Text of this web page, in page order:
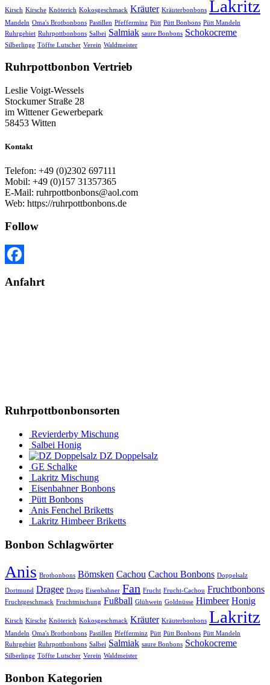
Kirsch Kirsche Knöterich Kokosgeschmack Kräuter Kräuterbonbons Lakritz
Mandeln Oma's Brotbonbons Pastillen Pfefferminz Pütt Pütt Bonbons Pütt Mandeln
Ruhrgebiet Ruhrpottbonbons Salbei Salmiak saure Bonbons Schokocreme
Silberlinge Töffte Lutscher Verein Waldmeister
Ruhrpottbonbon Vertrieb
Leslie Voigt-Wessels
Stockumer Straße 28
im Wittener Gewerbepark
58453 Witten
Kontakt
Telefon: +49 (0)2302 697111
Mobil: +49 (0)157 31357365
E-Mail: ruhrpottbonbons@aol.com
Web: https://ruhrpottbonbons.de
Follow
Anfahrt
Ruhrpottbonbonsorten
Revierderby Mischung
Salbei Honig
DZ Doppelsalz
GE Schalke
Lakritz Mischung
Eisenbahner Bonbons
Pütt Bonbons
Anis Fenchel Briketts
Lakritz Himbeer Briketts
Bonbon Schlagwörter
Anis Brotbonbons Bömsken Cachou Cachou Bonbons Doppelsalz
Dortmund Dragee Drops Eisenbahner Fan Frucht Frucht-Cachou Fruchtbonbons
Fruchtgeschmack Fruchtmischung Fußball Glühwein Goldnüsse Himbeer Honig
Kirsch Kirsche Knöterich Kokosgeschmack Kräuter Kräuterbonbons Lakritz
Mandeln Oma's Brotbonbons Pastillen Pfefferminz Pütt Pütt Bonbons Pütt Mandeln
Ruhrgebiet Ruhrpottbonbons Salbei Salmiak saure Bonbons Schokocreme
Silberlinge Töffte Lutscher Verein Waldmeister
Bonbon Kategorien